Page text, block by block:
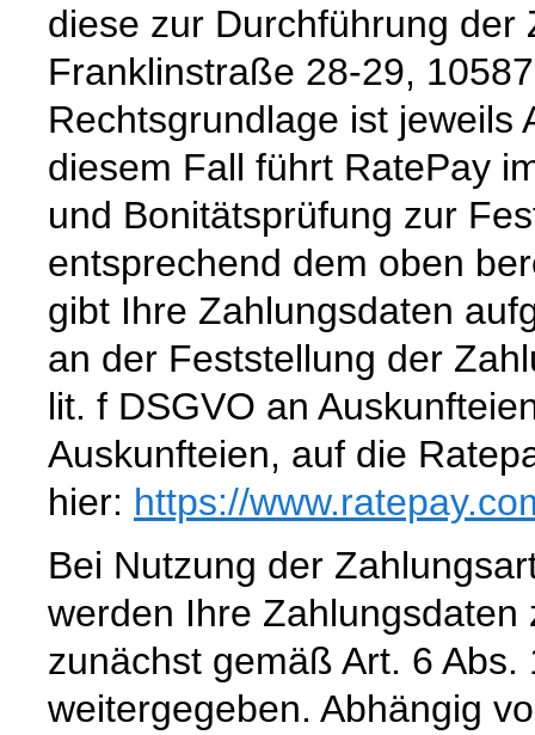
diese zur Durchführung
Franklinstraße 28-29,
Rechtsgrundlage ist jeweils
diesem Fall führt RatePay
und Bonitätsprüfung zur
entsprechend dem oben
gibt Ihre Zahlungsdaten
an der Feststellung der
lit. f DSGVO an
Auskunfteien, auf die
hier: https://
Bei Nutzung der
werden Ihre
zunächst gemäß Art. 6
weitergegeben. Abhängig